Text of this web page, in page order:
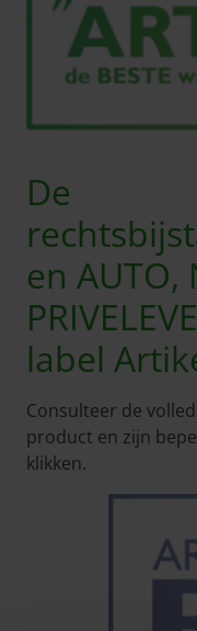
De
en AUTO,
label
Consulteer de
product en zijn
klikken.